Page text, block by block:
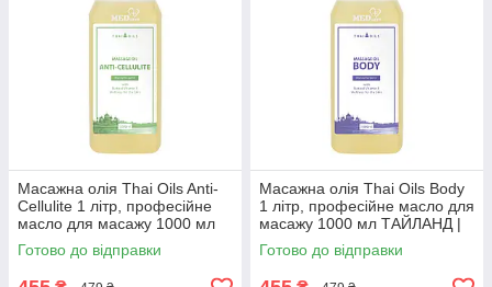
Масажна олія Thai Oils Anti-
Cellulite 1 літр, професійне
масло для масажу 1000 мл
ТАЙЛАНД | СЕРТИФІКАТИ
Готово до відправки
Масажна олія Thai Oils Body
1 літр, професійне масло для
масажу 1000 мл ТАЙЛАНД |
СЕРТИФІКАТИ
Готово до відправки